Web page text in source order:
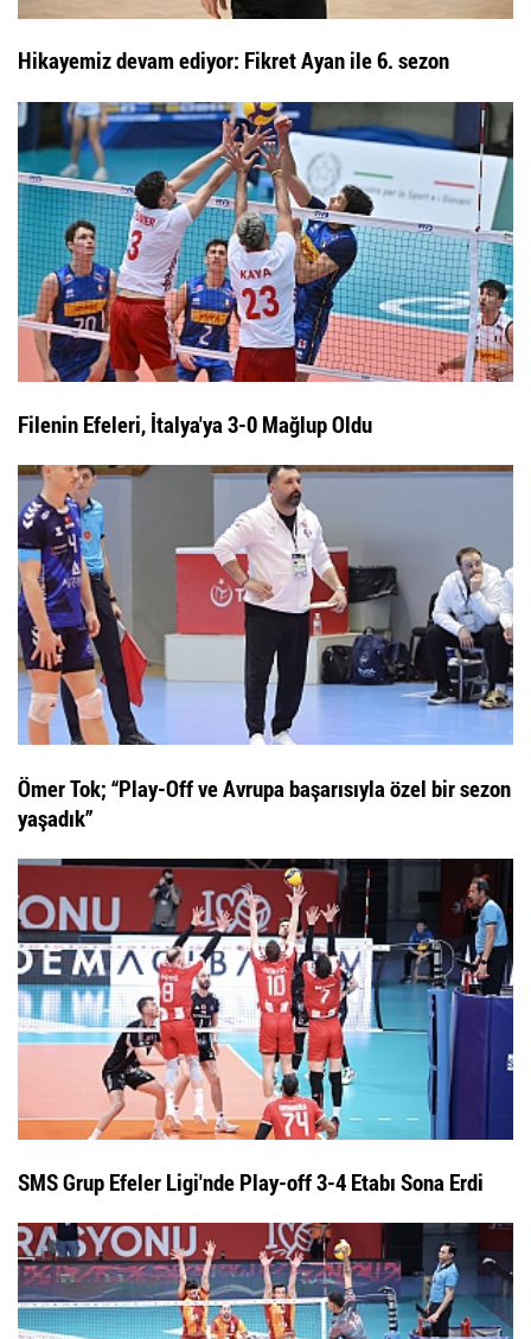
Hikayemiz devam ediyor: Fikret Ayan ile 6. sezon
Filenin Efeleri, İtalya'ya 3-0 Mağlup Oldu
Ömer Tok; “Play-Off ve Avrupa başarısıyla özel bir sezon
yaşadık”
SMS Grup Efeler Ligi'nde Play-off 3-4 Etabı Sona Erdi